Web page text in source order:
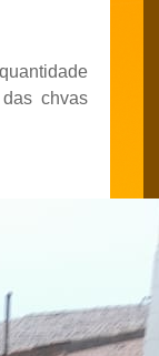
chvas